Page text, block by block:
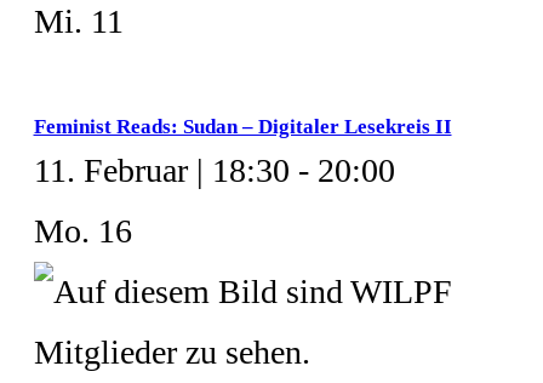
Mi. 11
Feminist Reads: Sudan – Digitaler Lesekreis II
11. Februar | 18:30 - 20:00
Mo. 16